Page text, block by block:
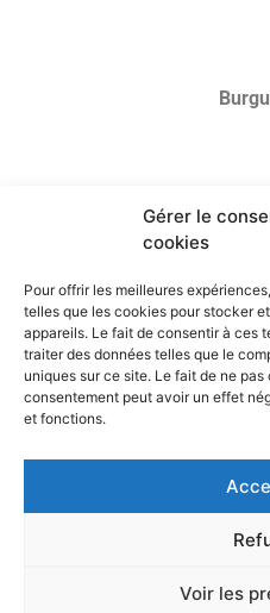
Gérer le
cookies
Pour offrir les meilleures
telles que les cookies pour stocker
appareils. Le fait de consentir à ces
traiter des données telles que le
uniques sur ce site. Le fait de ne
consentement peut avoir un effet
et fonctions.
Voir les
Réseau de